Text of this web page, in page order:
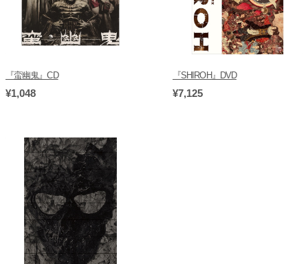
『蛮幽鬼』CD
¥1,048
『SHIROH』DVD
¥7,125